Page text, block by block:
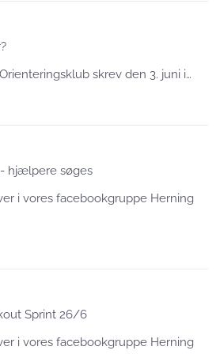
skrev den 3. juni i…
hjælpere søges
i vores facebookgruppe Herning
Sprint 26/6
i vores facebookgruppe Herning